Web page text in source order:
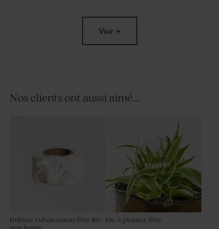
son crayon personnalisable
Voir +
Nos clients ont aussi aimé...
Bobine ruban coton fête 40
Pic à planter fête